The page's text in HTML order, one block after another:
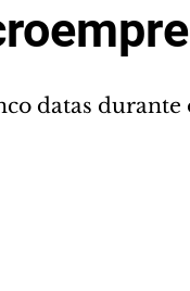
datas durante